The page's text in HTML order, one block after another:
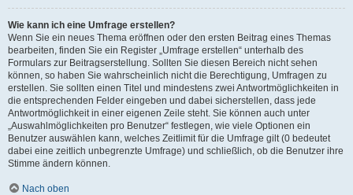
Wie kann ich eine Umfrage erstellen?
Wenn Sie ein neues Thema eröffnen oder den ersten Beitrag eines Themas
bearbeiten, finden Sie ein Register „Umfrage erstellen“ unterhalb des
Formulars zur Beitragserstellung. Sollten Sie diesen Bereich nicht sehen
können, so haben Sie wahrscheinlich nicht die Berechtigung, Umfragen zu
erstellen. Sie sollten einen Titel und mindestens zwei Antwortmöglichkeiten in
die entsprechenden Felder eingeben und dabei sicherstellen, dass jede
Antwortmöglichkeit in einer eigenen Zeile steht. Sie können auch unter
„Auswahlmöglichkeiten pro Benutzer“ festlegen, wie viele Optionen ein
Benutzer auswählen kann, welches Zeitlimit für die Umfrage gilt (0 bedeutet
dabei eine zeitlich unbegrenzte Umfrage) und schließlich, ob die Benutzer ihre
Stimme ändern können.
Nach oben